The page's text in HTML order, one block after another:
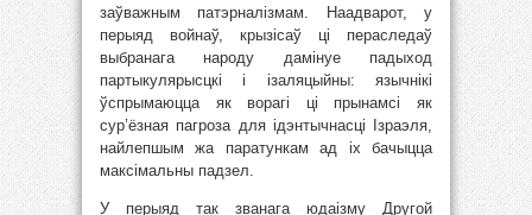
заўважным патэрналізмам. Наадварот, у
перыяд войнаў, крызісаў ці пераследаў
выбранага народу дамінуе падыход
партыкулярысцкі і ізаляцыйны: язычнікі
ўспрымаюцца як ворагі ці прынамсі як
сур’ёзная пагроза для ідэнтычнасці Ізраэля,
найлепшым жа паратункам ад іх бачыцца
максімальны падзел.
У перыяд так званага юдаізму Другой